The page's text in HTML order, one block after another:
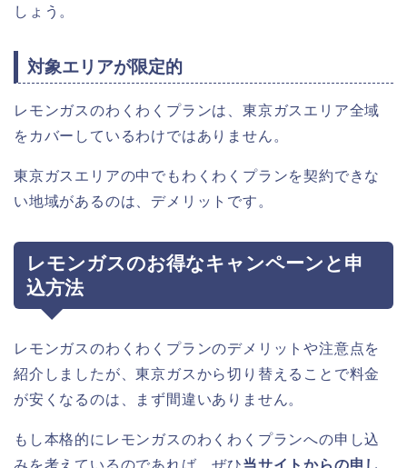
しょう。
対象エリアが限定的
レモンガスのわくわくプランは、東京ガスエリア全域
をカバーしているわけではありません。
東京ガスエリアの中でもわくわくプランを契約できな
い地域があるのは、デメリットです。
レモンガスのお得なキャンペーンと申
込方法
レモンガスのわくわくプランのデメリットや注意点を
紹介しましたが、東京ガスから切り替えることで料金
が安くなるのは、まず間違いありません。
もし本格的にレモンガスのわくわくプランへの申し込